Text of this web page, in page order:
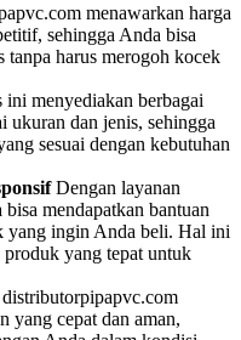
menawarkan harga
sehingga Anda bisa
tanpa harus merogoh kocek
ini menyediakan berbagai
ukuran dan jenis, sehingga
sesuai dengan kebutuhan
Dengan layanan
mendapatkan bantuan
yang ingin Anda beli. Hal ini
yang tepat untuk
distributorpipapvc.com
yang cepat dan aman,